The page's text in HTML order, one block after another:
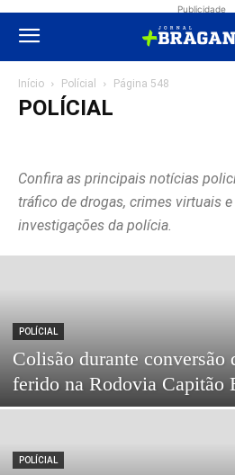
Publicidade
Início Polícial Página 548
POLÍCIAL
Extrema
Geral Justiça Polícial
Sem categoria
Shopping Socorro
Confira as principais notícias
tráfico de drogas, crimes virtuais
investigações da polícia.
POLÍCIAL
Colisão durante
ferido na Rodovia Capitão
POLÍCIAL